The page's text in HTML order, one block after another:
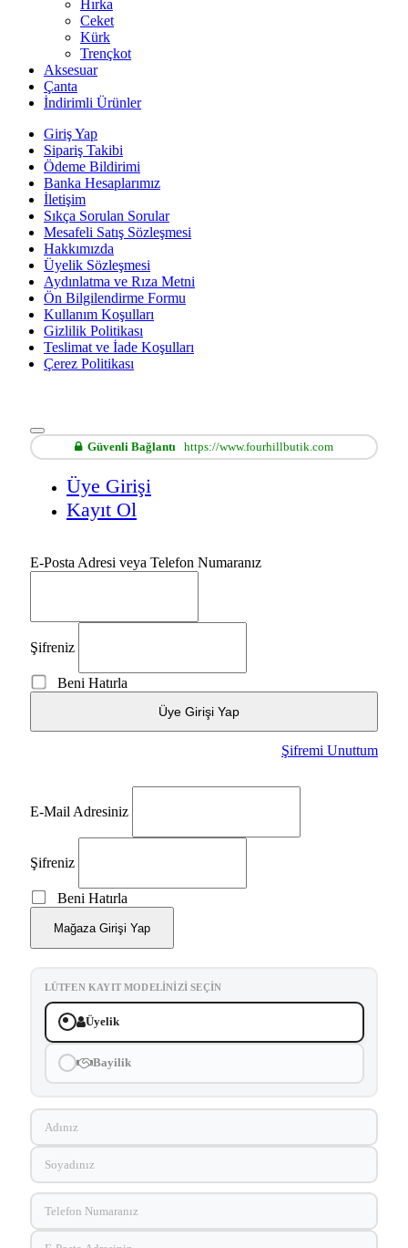
Hırka
Ceket
Kürk
Trençkot
Aksesuar
Çanta
İndirimli Ürünler
Giriş Yap
Sipariş Takibi
Ödeme Bildirimi
Banka Hesaplarımız
İletişim
Sıkça Sorulan Sorular
Mesafeli Satış Sözleşmesi
Hakkımızda
Üyelik Sözleşmesi
Aydınlatma ve Rıza Metni
Ön Bilgilendirme Formu
Kullanım Koşulları
Gizlilik Politikası
Teslimat ve İade Koşulları
Çerez Politikası
Güvenli Bağlantı https://www.fourhillbutik.com
Üye Girişi
Kayıt Ol
E-Posta Adresi veya Telefon Numaranız
Şifreniz
Beni Hatırla
Üye Girişi Yap
Şifremi Unuttum
E-Mail Adresiniz
Şifreniz
Beni Hatırla
Mağaza Girişi Yap
LÜTFEN KAYIT MODELINIZI SEÇIN
Üyelik
Bayilik